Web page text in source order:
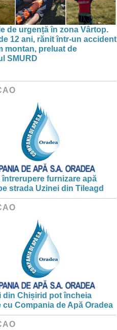
de urgență în zona Vârtop.
12 ani, rănit într-un accident
montan, preluat de
SMURD
furnizare apă
strada Uzinei din Tileagd
din Chișirid pot încheia
Compania de Apă Oradea